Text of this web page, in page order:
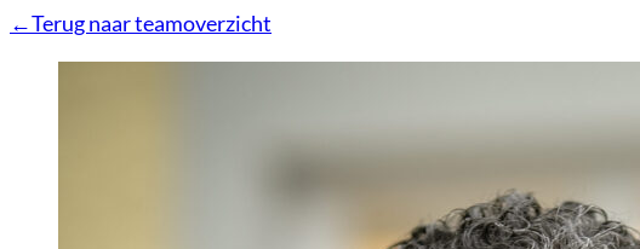
Terug naar teamoverzicht